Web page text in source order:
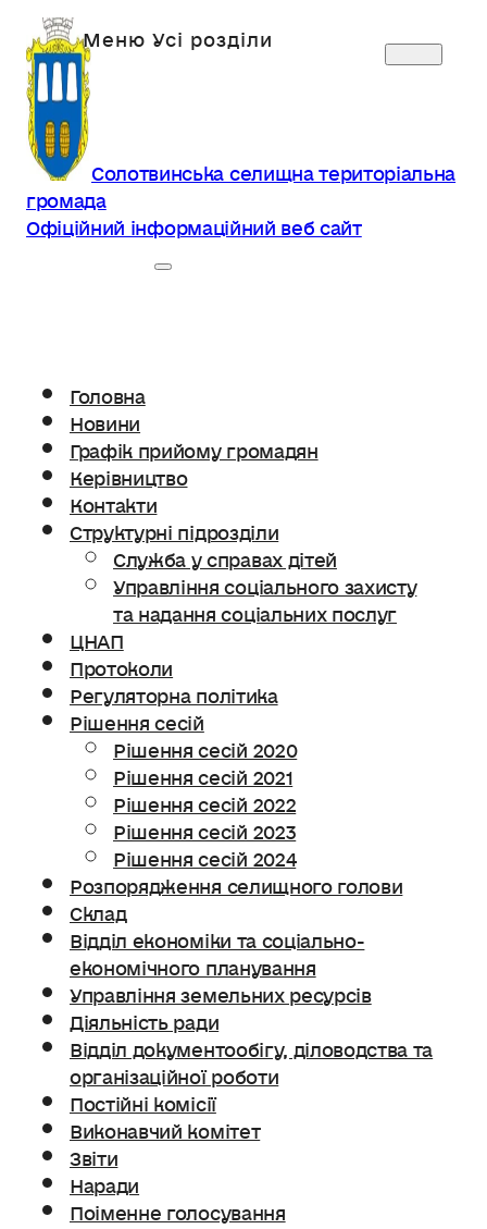
Солотвинська селищна територіальна
громада
Офіційний інформаційний веб сайт
Головна
Новини
Графік прийому громадян
Керівництво
Контакти
Структурні підрозділи
Служба у справах дітей
Управління соціального захисту
та надання соціальних послуг
ЦНАП
Протоколи
Регуляторна політика
Рішення сесій
Рішення сесій 2020
Рішення сесій 2021
Рішення сесій 2022
Рішення сесій 2023
Рішення сесій 2024
Розпорядження селищного голови
Склад
Відділ економіки та соціально-
економічного планування
Управління земельних ресурсів
Діяльність ради
Відділ документообігу, діловодства та
організаційної роботи
Постійні комісії
Виконавчий комітет
Звіти
Наради
Поіменне голосування